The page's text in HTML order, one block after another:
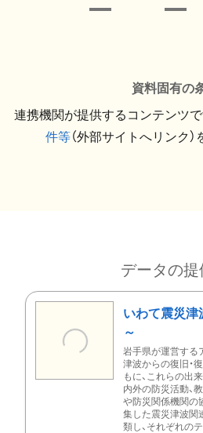
資料固有の
連携機関が提供するコンテンツで
件等（外部サイトへリンク
データの提
いわて震災津
～
岩手県が運営する
津波からの復旧・
もに、これらの出
内外の防災活動、
や防災関係機関の
集した震災津波関
類し、それぞれの